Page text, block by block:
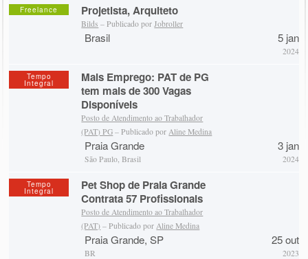
Freelance Projetista, Arquiteto
Bilds – Publicado porJobroller
Brasil 5 jan
2024
Tempo
Integral
Mais Emprego: PAT de PG
tem mais de 300 Vagas
Disponíveis
Posto de Atendimento ao Trabalhador
(PAT) PG – Publicado por Aline Medina
Praia Grande
São Paulo, Brasil
3 jan
2024
Tempo
Integral
Pet Shop de Praia Grande
Contrata 57 Profissionais
Posto de Atendimento ao Trabalhador
(PAT) – Publicado por Aline Medina
Praia Grande, SP
BR
25 out
2023